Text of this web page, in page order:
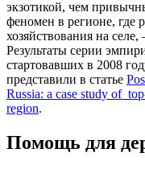
экзотикой, чем
феномен в регионе, где
хозяйствования на
Результаты серии
стартовавших в 2008
представили в статье
Russia: a case study of
region.
Помощь для